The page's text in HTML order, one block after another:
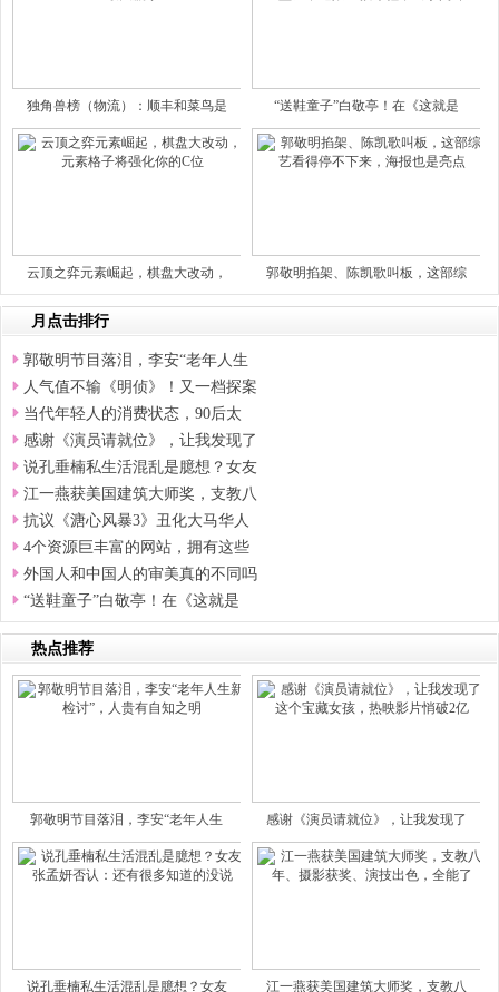
独角兽榜（物流）：顺丰和菜鸟是 “送鞋童子”白敬亭！在《这就是
云顶之弈元素崛起，棋盘大改动， 郭敬明掐架、陈凯歌叫板，这部综
月点击排行
郭敬明节目落泪，李安“老年人生
人气值不输《明侦》！又一档探案
当代年轻人的消费状态，90后太
感谢《演员请就位》，让我发现了
说孔垂楠私生活混乱是臆想？女友
江一燕获美国建筑大师奖，支教八
抗议《溏心风暴3》丑化大马华人
4个资源巨丰富的网站，拥有这些
外国人和中国人的审美真的不同吗
“送鞋童子”白敬亭！在《这就是
热点推荐
郭敬明节目落泪，李安“老年人生 感谢《演员请就位》，让我发现了
说孔垂楠私生活混乱是臆想？女友 江一燕获美国建筑大师奖，支教八